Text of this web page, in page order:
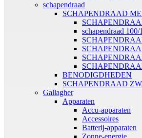
schapendraad
SCHAPENDRAAD
schapendraad 100/
BENODIGDHEDEN
SCHAPENDRAAD
Gallagher
Apparaten
Accu-apparaten
Accessoires
Batterij-apparaten
Zonne-energie